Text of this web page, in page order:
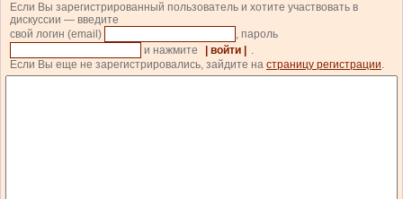
Если Вы зарегистрированный пользователь и хотите участвовать в
дискуссии — введите
свой логин (email)
, пароль
и нажмите
| войти |
.
Если Вы еще не зарегистрировались, зайдите на страницу регистрации.